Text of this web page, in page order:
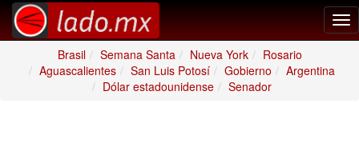
Brasil
Semana Santa Nueva York
Rosario
Aguascalientes
San Luis Potosí Gobierno
Argentina
Dólar estadounidense
Senador